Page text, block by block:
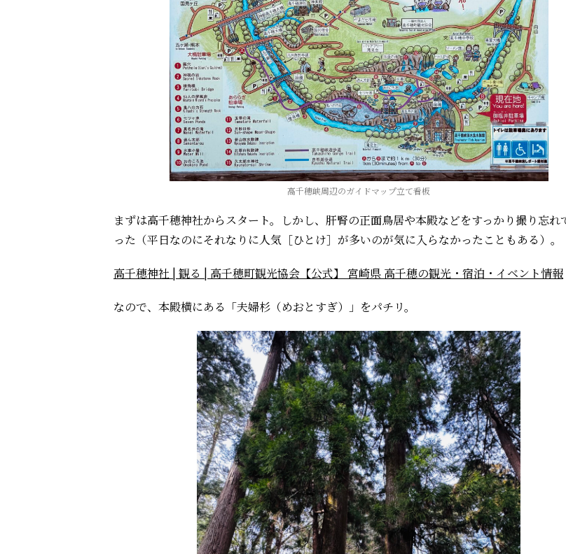
高千穂峡周辺のガイドマップ立て看板
まずは高千穂神社からスタート。しかし、肝腎の正面鳥居や本殿などをすっかり撮り忘れ
った（平日なのにそれなりに人気［ひとけ］が多いのが気に入らなかったこともある）。
高千穂神社 | 観る | 高千穂町観光協会【公式】 宮崎県 高千穂の観光・宿泊・イベント情報
なので、本殿横にある「夫婦杉（めおとすぎ）」をパチリ。